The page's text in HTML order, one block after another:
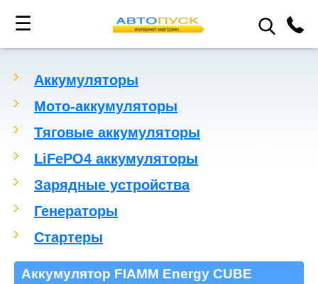
☰
Аккумуляторы
Мото-аккумуляторы
Тяговые аккумуляторы
LiFePO4 аккумуляторы
Зарядные устройства
Генераторы
Стартеры
Аккумулятор FIAMM Energy CUBE